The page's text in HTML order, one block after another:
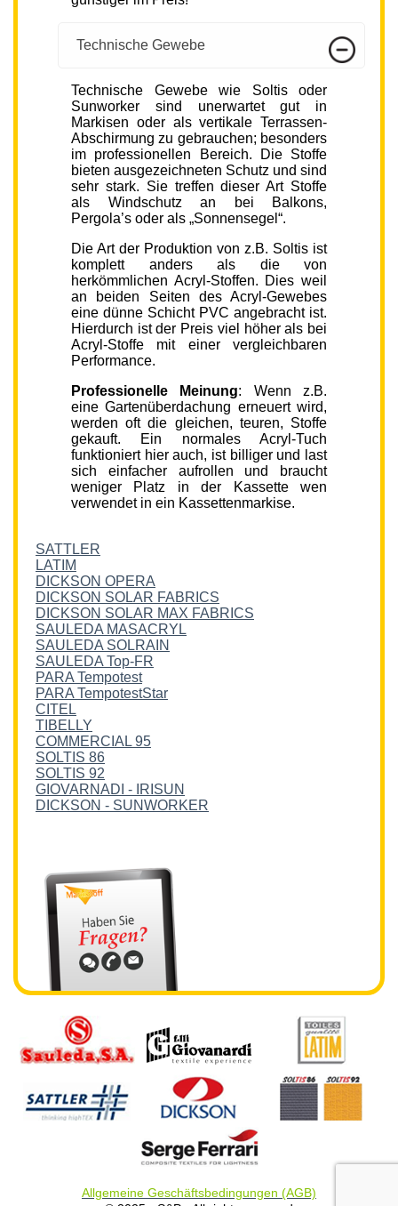
Technische Gewebe
Technische Gewebe wie Soltis oder
Sunworker sind unerwartet gut in
Markisen oder als vertikale Terrassen-
Abschirmung zu gebrauchen; besonders
im professionellen Bereich. Die Stoffe
bieten ausgezeichneten Schutz und sind
sehr stark. Sie treffen dieser Art Stoffe
als Windschutz an bei Balkons,
Pergola’s oder als „Sonnensegel“.
Die Art der Produktion von z.B. Soltis ist
komplett anders als die von
herkömmlichen Acryl-Stoffen. Dies weil
an beiden Seiten des Acryl-Gewebes
eine dünne Schicht PVC angebracht ist.
Hierdurch ist der Preis viel höher als bei
Acryl-Stoffe mit einer vergleichbaren
Performance.
Professionelle Meinung: Wenn z.B.
eine Gartenüberdachung erneuert wird,
werden oft die gleichen, teuren, Stoffe
gekauft. Ein normales Acryl-Tuch
funktioniert hier auch, ist billiger und last
sich einfacher aufrollen und braucht
weniger Platz in der Kassette wen
verwendet in ein Kassettenmarkise.
SATTLER
LATIM
DICKSON OPERA
DICKSON SOLAR FABRICS
DICKSON SOLAR MAX FABRICS
SAULEDA MASACRYL
SAULEDA SOLRAIN
SAULEDA Top-FR
PARA Tempotest
PARA TempotestStar
CITEL
TIBELLY
COMMERCIAL 95
SOLTIS 86
SOLTIS 92
GIOVARNADI - IRISUN
DICKSON - SUNWORKER
Allgemeine Geschäftsbedingungen (AGB)